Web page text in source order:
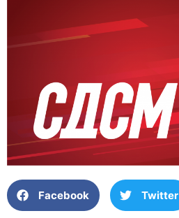
Facebook Twitter